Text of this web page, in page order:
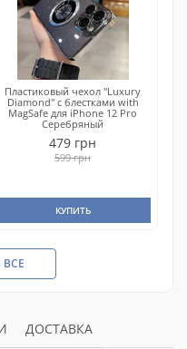
Пластиковый чехол "Luxury
Diamond" с блестками with
MagSafe для iPhone 12 Pro
Серебряный
479 грн
599 грн
КУПИТЬ
ДОСТАВКА